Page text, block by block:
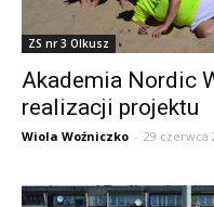
ZS nr 3 Olkusz
Akademia Nordic
realizacji projektu
Wiola Woźniczko - 29 czerwca